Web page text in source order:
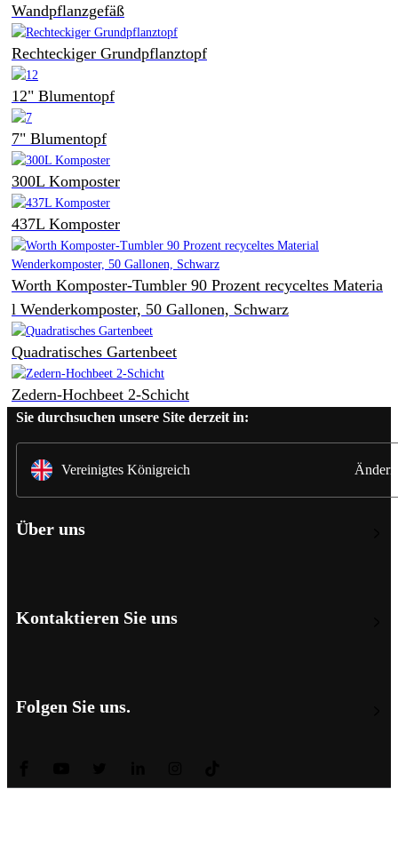
Wandpflanzgefäß
Rechteckiger Grundpflanztopf
12" Blumentopf
7" Blumentopf
300L Komposter
437L Komposter
Worth Komposter-Tumbler 90 Prozent recyceltes Materia
l Wenderkomposter, 50 Gallonen, Schwarz
Quadratisches Gartenbeet
Zedern-Hochbeet 2-Schicht
Sie durchsuchen unsere Site derzeit in:
Vereinigtes Königreich Ändern
Über uns
Kontaktieren Sie uns
Folgen Sie uns.